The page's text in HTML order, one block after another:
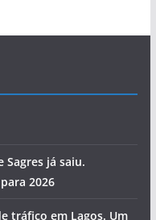
Sagres já saiu.
2026
tráfico em Lagos. Um